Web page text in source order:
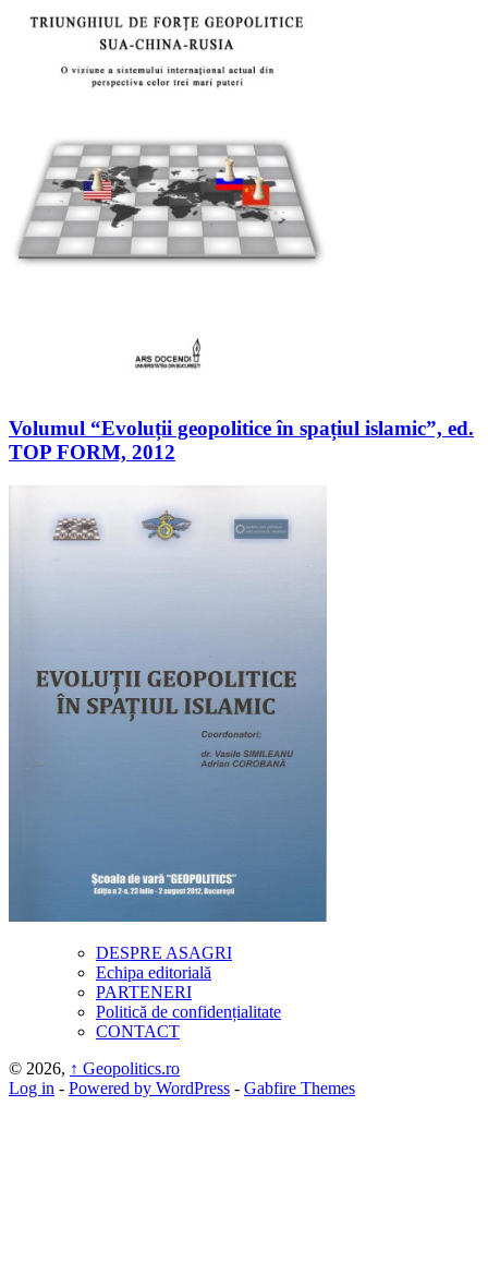
Volumul “Evoluții geopolitice în spațiul islamic”, ed.
TOP FORM, 2012
DESPRE ASAGRI
Echipa editorială
PARTENERI
Politică de confidențialitate
CONTACT
© 2026, ↑ Geopolitics.ro
Log in - Powered by WordPress - Gabfire Themes